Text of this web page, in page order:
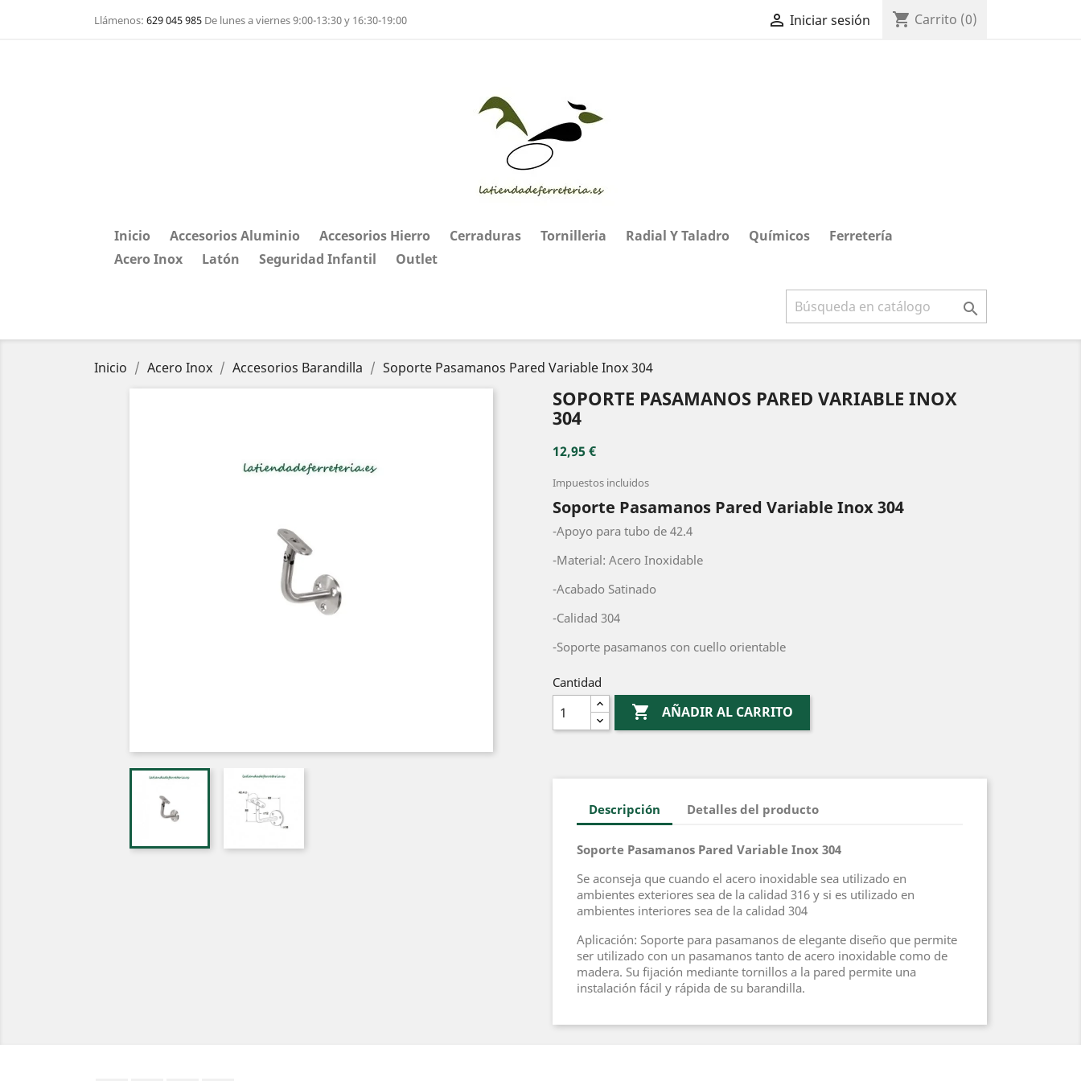
Llámenos: 629 045 985 De lunes a viernes 9:00-13:30 y 16:30-19:00  Iniciar sesión shopping_cart Carrito (0)
Inicio Accesorios Aluminio Accesorios Hierro Cerraduras Tornilleria Radial Y Taladro Químicos
Ferretería
Acero Inox
Latón Seguridad Infantil Outlet

Inicio Acero Inox Accesorios Barandilla Soporte Pasamanos Pared Variable Inox 304
SOPORTE PASAMANOS PARED VARIABLE INOX
304
12,95 €
Impuestos incluidos
Soporte Pasamanos Pared Variable Inox 304
-Apoyo para tubo de 42.4
-Material: Acero Inoxidable
-Acabado Satinado
-Calidad 304
-Soporte pasamanos con cuello orientable
Cantidad
 AÑADIR AL CARRITO
Descripción Detalles del producto
Soporte Pasamanos Pared Variable Inox 304
Se aconseja que cuando el acero inoxidable sea utilizado en
ambientes exteriores sea de la calidad 316 y si es utilizado en
ambientes interiores sea de la calidad 304
Aplicación: Soporte para pasamanos de elegante diseño que permite
ser utilizado con un pasamanos tanto de acero inoxidable como de
madera. Su fijación mediante tornillos a la pared permite una
instalación fácil y rápida de su barandilla.